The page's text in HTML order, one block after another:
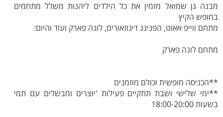
מבנה גן שמואל מזמין את כל הילדים ליהנות משלל מתחמים
בחופש הקיץ
מתחם ווייפ אאוט, הפנינג דינוזאורים, לונה פארק ועוד והיום:
מתחם לונה פארק
**הכניסה חופשית וכולם מוזמנים
**ימי שלישי ושבת תתקיים פעילות 'יוצרים ומבשלים עם תמי
בשעות 18:00-20:00